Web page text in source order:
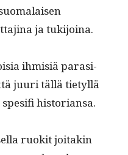
ja tukijoina.
ihmisiä parasi­
juuri täl­lä tietyl­lä
historiansa.
ruok­it joitakin